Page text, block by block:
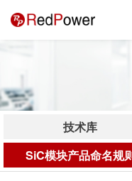
技术库
SiC模块产品命名规